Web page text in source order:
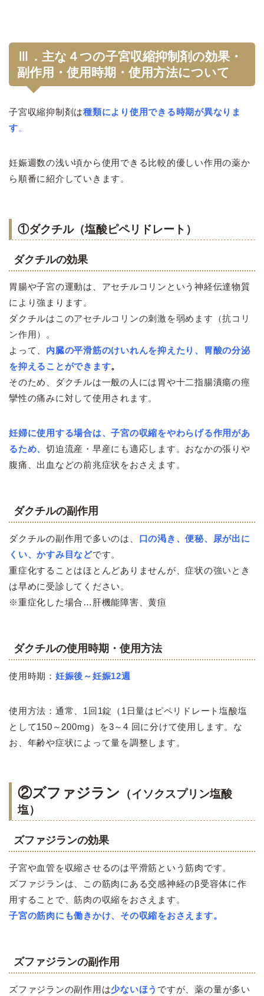
Ⅲ．主な４つの子宮収縮抑制剤の効果・
副作用・使用時期・使用方法について
子宮収縮抑制剤は種類により使用できる時期が異なりま
す。
妊娠週数の浅い頃から使用できる比較的優しい作用の薬か
ら順番に紹介していきます。
①ダクチル（塩酸ピペリドレート）
ダクチルの効果
胃腸や子宮の運動は、アセチルコリンという神経伝達物質
により強まります。
ダクチルはこのアセチルコリンの刺激を弱めます（抗コリ
ン作用）
。
よって、 内臓の平滑筋のけいれんを抑えたり、胃酸の分泌
を抑えることができます。
そのため、ダクチルは一般の人には胃や十二指腸潰瘍の痙
攣性の痛みに対して使用されます。
妊婦に使用する場合は、子宮の収縮をやわらげる作用があ
るため、切迫流産・早産にも適応します。おなかの張りや
腹痛、出血などの前兆症状をおさえます。
ダクチルの副作用
ダクチルの副作用で多いのは、 口の渇き、便秘、尿が出に
くい、かすみ目などです。
重症化することはほとんどありませんが、症状の強いとき
は早めに受診してください。
※重症化した場合…肝機能障害、黄疸
ダクチルの使用時期・使用方法
使用時期： 妊娠後～妊娠12週
使用方法：通常、1回1錠（1日量はピペリドレート塩酸塩
として150～200mg）を3～4 回に分けて使用します。な
お、年齢や症状によって量を調整します。
②ズファジラン （イソクスプリン塩酸
塩）
ズファジランの効果
子宮や血管を収縮させるのは平滑筋という筋肉です。
ズファジランは、この筋肉にある交感神経のβ受容体に作
用することで、筋肉の収縮をおさえます。
子宮の筋肉にも働きかけ、その収縮をおさえます。
ズファジランの副作用
ズファジランの副作用は少ないほう ですが、薬の量が多い